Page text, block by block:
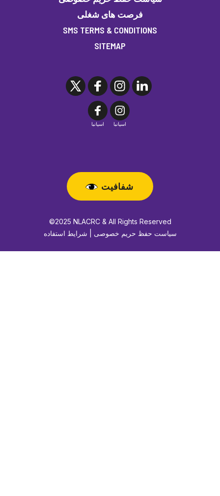
فرصت های شغلی
SMS TERMS & CONDITIONS
SITEMAP
اسپانیا اسپانیا
شفافیت
©2025 NLACRC & All Rights Reserved
سیاست حفظ حریم خصوصی | شرایط استفاده